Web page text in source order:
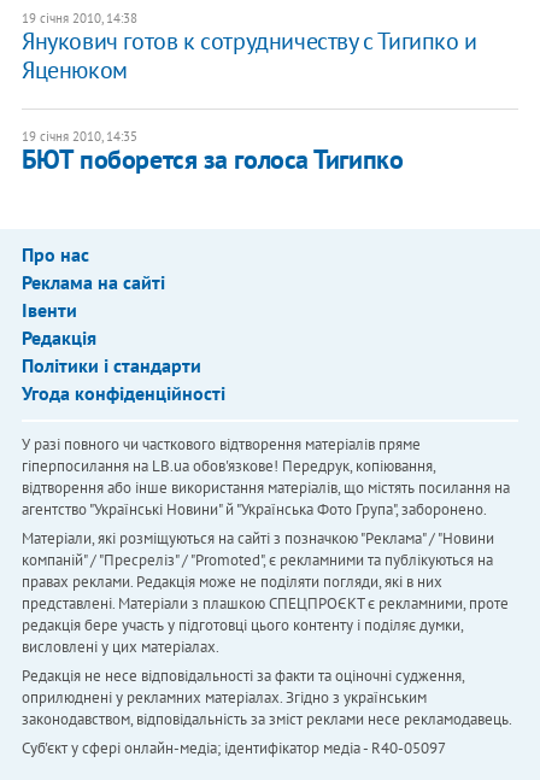
19 січня 2010, 14:38
Янукович готов к сотрудничеству с Тигипко и
Яценюком
19 січня 2010, 14:35
БЮТ поборется за голоса Тигипко
Про нас
Реклама на сайті
Івенти
Редакція
Політики і стандарти
Угода конфіденційності
У разі повного чи часткового відтворення матеріалів пряме
гіперпосилання на LB.ua обов'язкове! Передрук, копіювання,
відтворення або інше використання матеріалів, що містять посилання на
агентство "Українськi Новини" й "Українська Фото Група", заборонено.
Матеріали, які розміщуються на сайті з позначкою "Реклама" / "Новини
компаній" / "Пресреліз" / "Promoted", є рекламними та публікуються на
правах реклами. Редакція може не поділяти погляди, які в них
представлені. Матеріали з плашкою СПЕЦПРОЄКТ є рекламними, проте
редакція бере участь у підготовці цього контенту і поділяє думки,
висловлені у цих матеріалах.
Редакція не несе відповідальності за факти та оціночні судження,
оприлюднені у рекламних матеріалах. Згідно з українським
законодавством, відповідальність за зміст реклами несе рекламодавець.
Cуб'єкт у сфері онлайн-медіа; ідентифікатор медіа - R40-05097